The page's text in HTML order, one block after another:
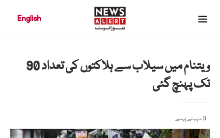
English
ویتنام میں سیلاب سے ہلاکتوں کی تعداد 90
تک پہنچ گئی
9 مہینے پہلے